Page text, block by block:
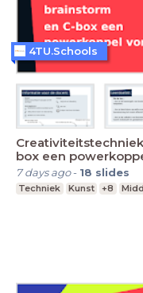
box een
7 days ago- 18 slides
Techniek Kunst +8
4TU.Schools